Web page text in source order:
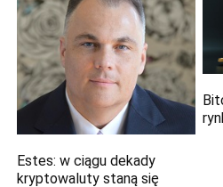
Estes: w ciągu dekady
kryptowaluty staną się